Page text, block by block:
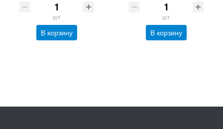
шт
В корзину
шт
В корзину